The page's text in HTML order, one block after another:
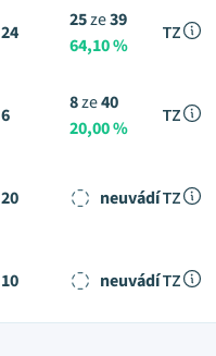
24
25ze39
64,10 %
TZ
6
8ze40
20,00 %
TZ
20 neuvádíTZ
10 neuvádíTZ